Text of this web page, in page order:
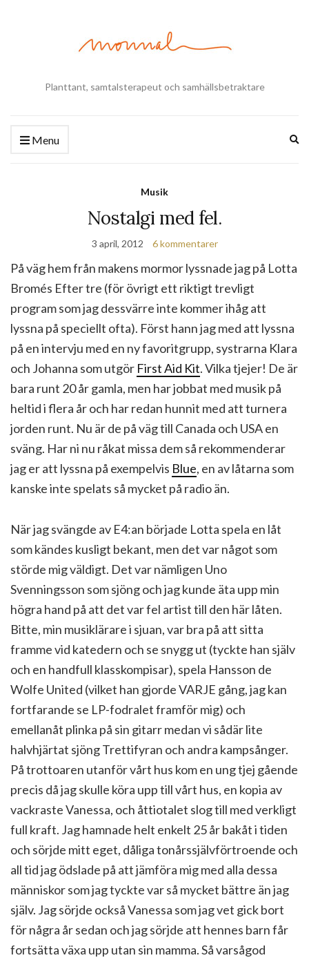
Planttant, samtalsterapeut och samhällsbetraktare
Menu
Musik
Nostalgi med fel.
3 april, 2012 6 kommentarer
På väg hem från makens mormor lyssnade jag på Lotta
Bromés Efter tre (för övrigt ett riktigt trevligt
program som jag dessvärre inte kommer ihåg att
lyssna på speciellt ofta). Först hann jag med att lyssna
på en intervju med en ny favoritgrupp, systrarna Klara
och Johanna som utgör First Aid Kit. Vilka tjejer! De är
bara runt 20 år gamla, men har jobbat med musik på
heltid i flera år och har redan hunnit med att turnera
jorden runt. Nu är de på väg till Canada och USA en
sväng. Har ni nu råkat missa dem så rekommenderar
jag er att lyssna på exempelvis Blue, en av låtarna som
kanske inte spelats så mycket på radio än.
När jag svängde av E4:an började Lotta spela en låt
som kändes kusligt bekant, men det var något som
störde mig väldigt. Det var nämligen Uno
Svenningsson som sjöng och jag kunde äta upp min
högra hand på att det var fel artist till den här låten.
Bitte, min musiklärare i sjuan, var bra på att sitta
framme vid katedern och se snygg ut (tyckte han själv
och en handfull klasskompisar), spela Hansson de
Wolfe United (vilket han gjorde VARJE gång, jag kan
fortfarande se LP-fodralet framför mig) och
emellanåt plinka på sin gitarr medan vi sådär lite
halvhjärtat sjöng Trettifyran och andra kampsånger.
På trottoaren utanför vårt hus kom en ung tjej gående
precis då jag skulle köra upp till vårt hus, en kopia av
vackraste Vanessa, och åttiotalet slog till med verkligt
full kraft. Jag hamnade helt enkelt 25 år bakåt i tiden
och sörjde mitt eget, dåliga tonårssjälvförtroende och
all tid jag ödslade på att jämföra mig med alla dessa
människor som jag tyckte var så mycket bättre än jag
själv. Jag sörjde också Vanessa som jag vet gick bort
för några år sedan och jag sörjde att hennes barn får
fortsätta växa upp utan sin mamma. Så varsågod